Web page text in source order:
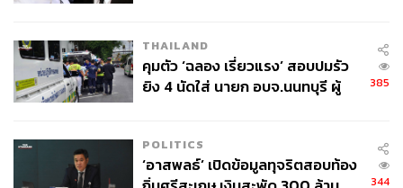
THAILAND
คุมตัว ‘ฉลอง เรี่ยวแรง’ สอบปมรัว
ยิง 4 นัดใส่ นายก อบจ.นนทบุรี ผู้
385
POLITICS
‘อาสพลธ์’ เปิดข้อมูลทุจริตสอบท้อง
344